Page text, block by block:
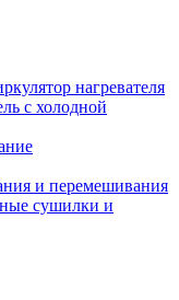
нагревателя
с холодной
и перемешивания
сушилки и